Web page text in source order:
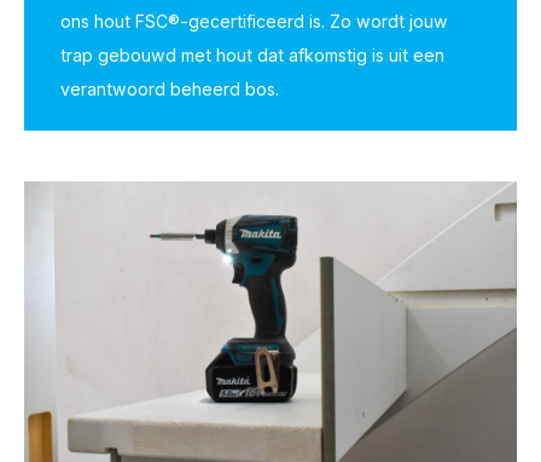
ons hout FSC®-gecertificeerd is. Zo wordt jouw
trap gebouwd met hout dat afkomstig is uit een
verantwoord beheerd bos.